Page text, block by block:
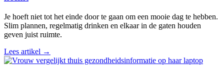
Je hoeft niet tot het einde door te gaan om een mooie dag te hebben.
Slim plannen, regelmatig drinken en elkaar in de gaten houden
geven juist ruimte.
Lees artikel →